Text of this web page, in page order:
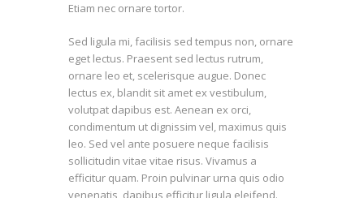
Etiam nec ornare tortor.
Sed ligula mi, facilisis sed tempus non, ornare
eget lectus. Praesent sed lectus rutrum,
ornare leo et, scelerisque augue. Donec
lectus ex, blandit sit amet ex vestibulum,
volutpat dapibus est. Aenean ex orci,
condimentum ut dignissim vel, maximus quis
leo. Sed vel ante posuere neque facilisis
sollicitudin vitae vitae risus. Vivamus a
efficitur quam. Proin pulvinar urna quis odio
venenatis, dapibus efficitur ligula eleifend.